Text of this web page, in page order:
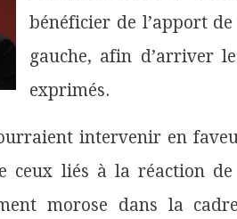
bénéficier de l’apport
gauche, afin d’arriver
exprimés.
intervenir en
ceux liés à la réaction
morose dans la